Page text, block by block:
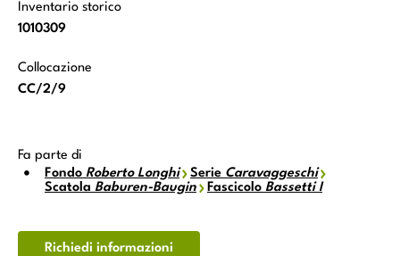
Inventario storico
1010309
Collocazione
CC/2/9
Fa parte di
Fondo Roberto Longhi Serie Caravaggeschi
Scatola Baburen-Baugin Fascicolo Bassetti I
Richiedi informazioni